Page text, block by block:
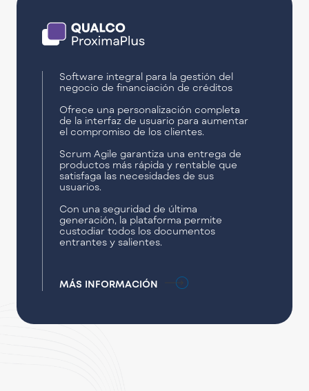
Software integral para la gestión del
negocio de financiación de créditos
Ofrece una personalización completa
de la interfaz de usuario para aumentar
el compromiso de los clientes.
Scrum Agile garantiza una entrega de
productos más rápida y rentable que
satisfaga las necesidades de sus
usuarios.
Con una seguridad de última
generación, la plataforma permite
custodiar todos los documentos
entrantes y salientes.
MÁS INFORMACIÓN